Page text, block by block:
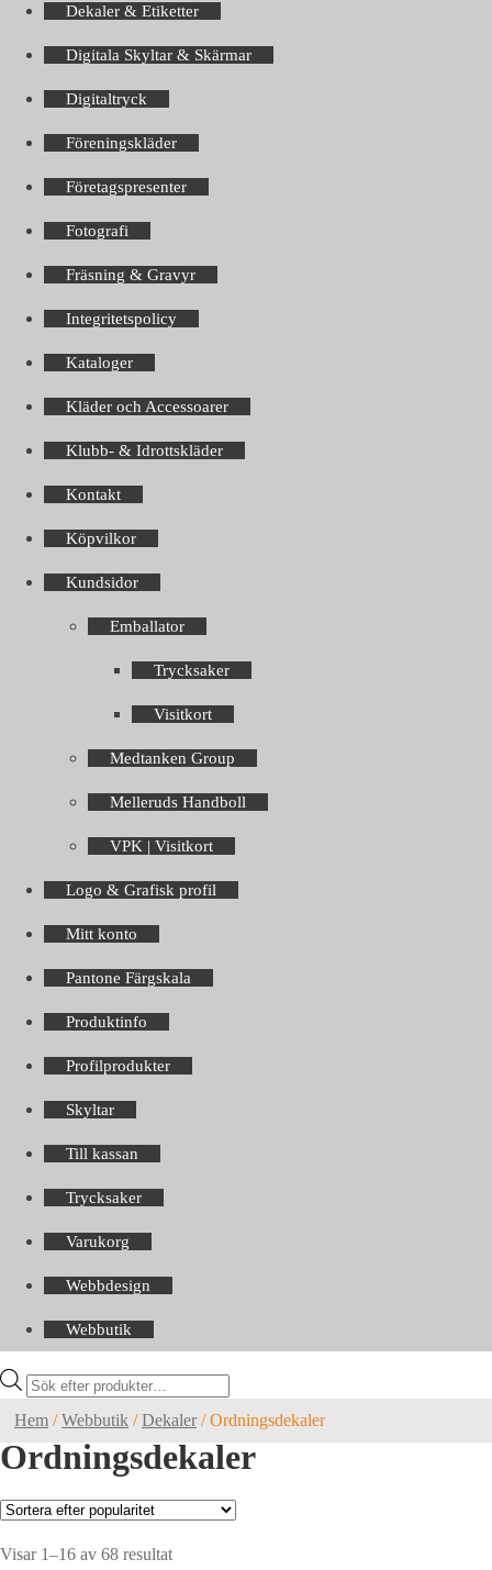
Dekaler & Etiketter
Digitala Skyltar & Skärmar
Digitaltryck
Föreningskläder
Företagspresenter
Fotografi
Fräsning & Gravyr
Integritetspolicy
Kataloger
Kläder och Accessoarer
Klubb- & Idrottskläder
Kontakt
Köpvilkor
Kundsidor
Emballator
Trycksaker
Visitkort
Medtanken Group
Melleruds Handboll
VPK | Visitkort
Logo & Grafisk profil
Mitt konto
Pantone Färgskala
Produktinfo
Profilprodukter
Skyltar
Till kassan
Trycksaker
Varukorg
Webbdesign
Webbutik
Products
Hem /Webbutik /Dekaler /Ordningsdekaler
Ordningsdekaler
Visar 1–16 av 68 resultatSortera